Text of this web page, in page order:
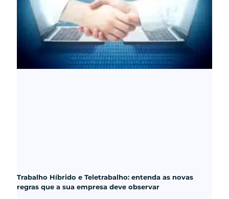
Trabalho Híbrido e Teletrabalho: entenda as novas
regras que a sua empresa deve observar